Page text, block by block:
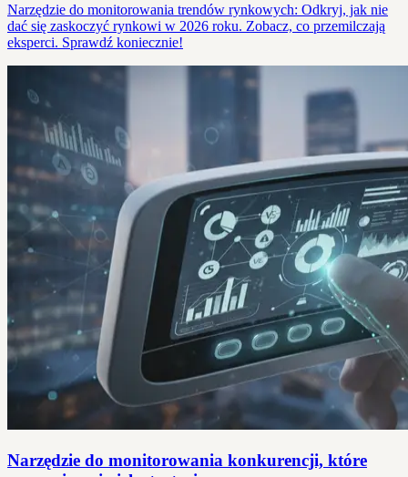
Narzędzie do monitorowania trendów rynkowych: Odkryj, jak nie
dać się zaskoczyć rynkowi w 2026 roku. Zobacz, co przemilczają
eksperci. Sprawdź koniecznie!
Narzędzie do monitorowania konkurencji, które